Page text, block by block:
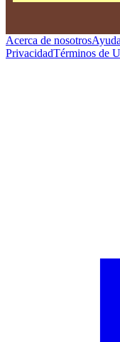
Acerca de nosotrosAyuda
PrivacidadTérminos de